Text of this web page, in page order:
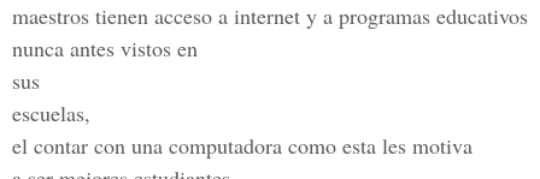
maestros tienen acceso a internet y a programas educativos
nunca antes vistos en
sus
escuelas,
el contar con una computadora como esta les motiva